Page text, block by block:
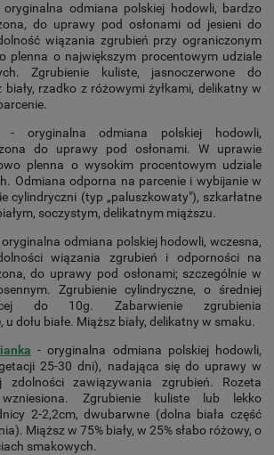
oryginalna odmiana polskiej hodowli, bardzo
do uprawy pod osłonami od jesieni do
wiązania zgrubień przy ograniczonym
plenna o największym procentowym udziale
Zgrubienie kuliste, jasnoczerwone do
rzadko z różowymi żyłkami, delikatny w
- oryginalna odmiana polskiej hodowli,
do uprawy pod osłonami. W uprawie
plenna o wysokim procentowym udziale
Odmiana odporna na parcenie i wybijanie w
cylindryczni (typ „paluszkowaty"), szkarłatne
soczystym, delikatnym miąższu.
oryginalna odmiana polskiej hodowli, wczesna,
wiązania zgrubień i odporności na
do uprawy pod osłonami; szczególnie w
Zgrubienie cylindryczne, o średniej
do 10g. Zabarwienie zgrubienia
dołu białe. Miąższ biały, delikatny w smaku.
- oryginalna odmiana polskiej hodowli,
25-30 dni), nadająca się do uprawy w
zdolności zawiązywania zgrubień. Rozeta
Zgrubienie kuliste lub lekko
2-2,2cm, dwubarwne (dolna biała część
Miąższ w 75% biały, w 25% słabo różowy, o
smakowych.